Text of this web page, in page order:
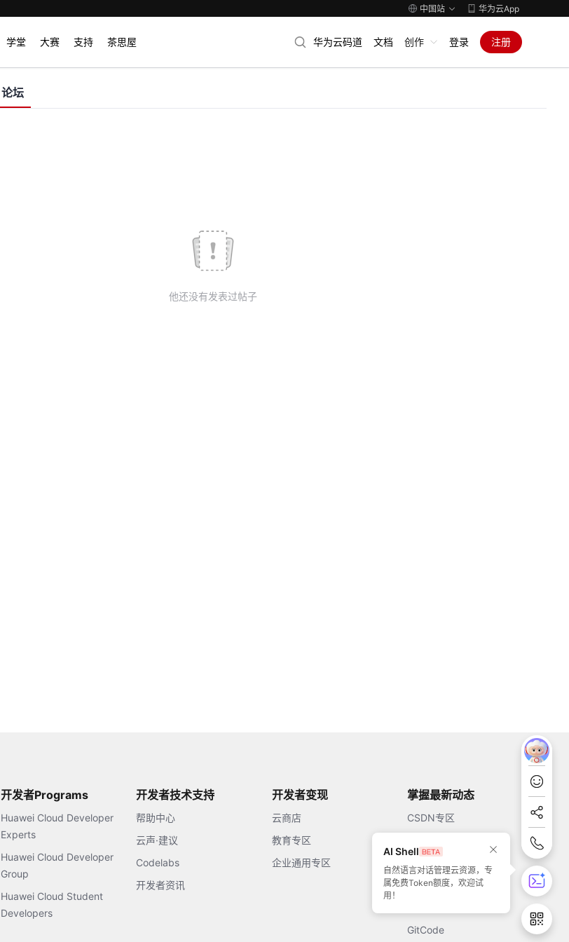
中国站 华为云App
学堂 大赛 支持 茶思屋 华为云码道 文档 创作 登录 注册
论坛
他还没有发表过帖子
开发者Programs
Huawei Cloud Developer
Experts
Huawei Cloud Developer
Group
Huawei Cloud Student
Developers
开发者技术支持
帮助中心
云声·建议
Codelabs
开发者资讯
开发者变现
云商店
教育专区
企业通用专区
掌握最新动态
CSDN专区
51CTO
GitCode
AI Shell
自然语言对话管理云资源，专
属免费Token额度，欢迎试
用！